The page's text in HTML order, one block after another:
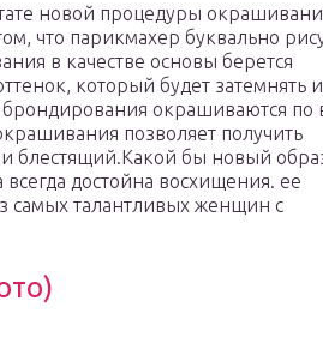
новой процедуры
что парикмахер буквально
в качестве основы берется
который будет затемнять
окрашиваются по
позволяет получить
блестящий.Какой бы новый
достойна восхищения. ее
талантливых женщин с